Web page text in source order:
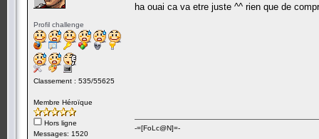
Profil challenge
Classement : 535/55625
Membre Héroïque
Hors ligne
Messages: 1520
ha ouai ca va etre juste ^^ rien que de
-=[FoLc@N]=-